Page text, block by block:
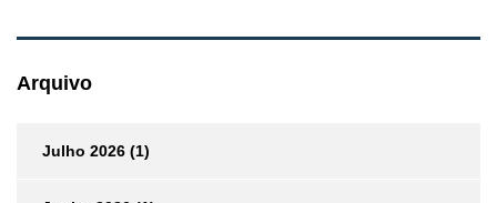
Arquivo
Julho 2026 (1)